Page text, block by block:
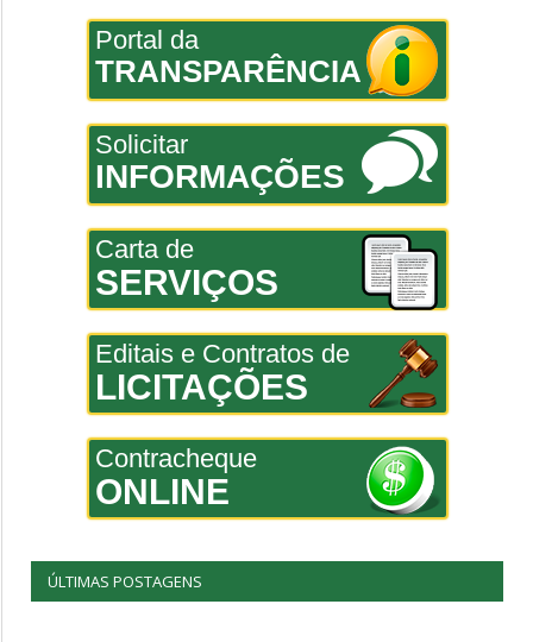
Portal da
TRANSPARÊNCIA
Solicitar
INFORMAÇÕES
Carta de
SERVIÇOS
Editais e Contratos de
LICITAÇÕES
Contracheque
ONLINE
ÚLTIMAS POSTAGENS